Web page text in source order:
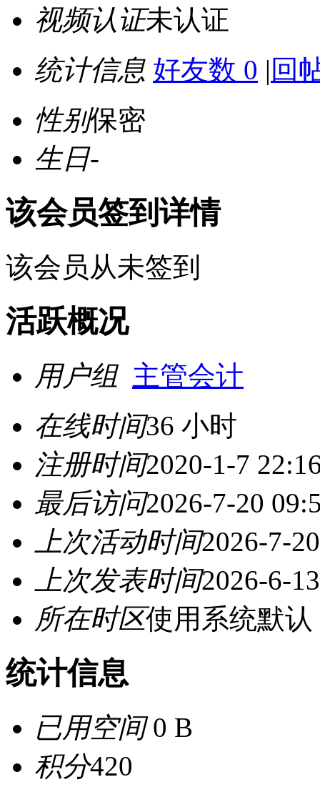
视频认证未认证
统计信息 好友数 0 | 回
性别保密
生日-
该会员签到详情
该会员从未签到
活跃概况
用户组 主管会计
在线时间36 小时
注册时间2020-1-7
最后访问2026-7-20
上次活动时间2026-7-
上次发表时间2026-6-
所在时区使用系统默认
统计信息
已用空间0 B
积分420